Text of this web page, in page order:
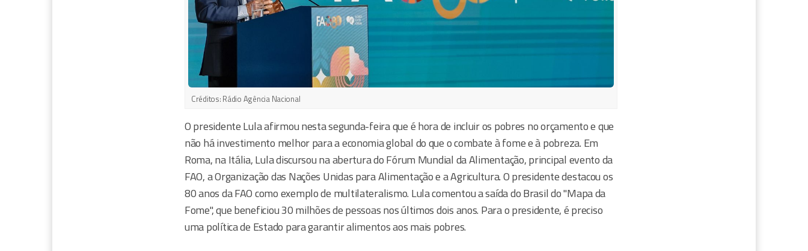
Créditos: Rádio Agência Nacional
O presidente Lula afirmou nesta segunda-feira que é hora de incluir os pobres no orçamento e que
não há investimento melhor para a economia global do que o combate à fome e à pobreza. Em
Roma, na Itália, Lula discursou na abertura do Fórum Mundial da Alimentação, principal evento da
FAO, a Organização das Nações Unidas para Alimentação e a Agricultura. O presidente destacou os
80 anos da FAO como exemplo de multilateralismo. Lula comentou a saída do Brasil do "Mapa da
Fome", que beneficiou 30 milhões de pessoas nos últimos dois anos. Para o presidente, é preciso
uma política de Estado para garantir alimentos aos mais pobres.